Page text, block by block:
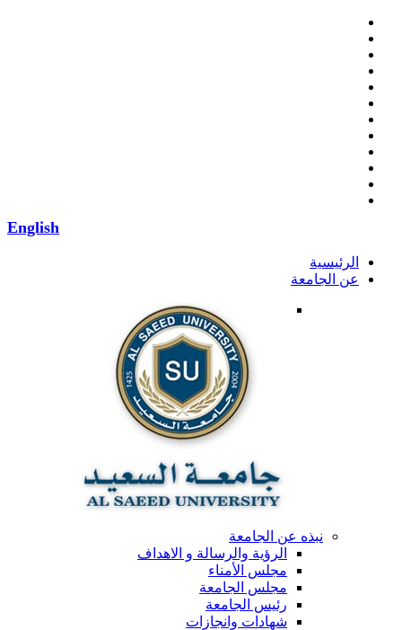
English
الرئيسية
عن الجامعة
نبذه عن الجامعة
الرؤية والرسالة و الاهداف
مجلس الأمناء
مجلس الجامعة
رئيس الجامعة
شهادات وانجازات